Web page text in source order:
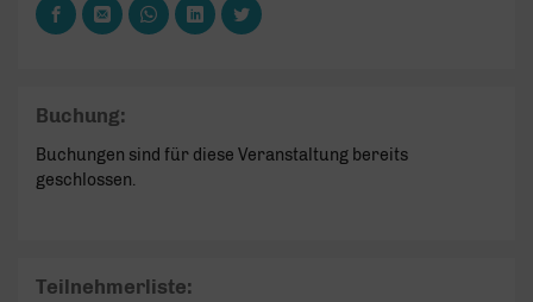
Buchung:
Buchungen sind für diese Veranstaltung bereits
geschlossen.
Teilnehmerliste: